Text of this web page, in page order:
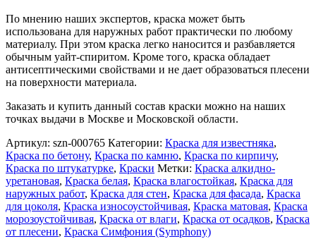
По мнению наших экспертов, краска может быть
использована для наружных работ практически по любому
материалу. При этом краска легко наносится и разбавляется
обычным уайт-спиритом. Кроме того, краска обладает
антисептическими свойствами и не дает образоваться плесени
на поверхности материала.
Заказать и купить данный состав краски можно на наших
точках выдачи в Москве и Московской области.
Артикул: szn-000765 Категории: Краска для известняка,
Краска по бетону, Краска по камню, Краска по кирпичу,
Краска по штукатурке, Краски Метки: Краска алкидно-
уретановая, Краска белая, Краска влагостойкая, Краска для
наружных работ, Краска для стен, Краска для фасада, Краска
для цоколя, Краска износоустойчивая, Краска матовая, Краска
морозоустойчивая, Краска от влаги, Краска от осадков, Краска
от плесени, Краска Симфония (Symphony)